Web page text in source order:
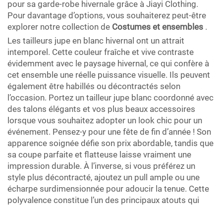
pour sa garde-robe hivernale grâce à Jiayi Clothing.
Pour davantage d’options, vous souhaiterez peut-être
explorer notre collection de Costumes et ensembles .
Les tailleurs jupe en blanc hivernal ont un attrait
intemporel. Cette couleur fraîche et vive contraste
évidemment avec le paysage hivernal, ce qui confère à
cet ensemble une réelle puissance visuelle. Ils peuvent
également être habillés ou décontractés selon
l’occasion. Portez un tailleur jupe blanc coordonné avec
des talons élégants et vos plus beaux accessoires
lorsque vous souhaitez adopter un look chic pour un
événement. Pensez-y pour une fête de fin d’année ! Son
apparence soignée défie son prix abordable, tandis que
sa coupe parfaite et flatteuse laisse vraiment une
impression durable. À l’inverse, si vous préférez un
style plus décontracté, ajoutez un pull ample ou une
écharpe surdimensionnée pour adoucir la tenue. Cette
polyvalence constitue l’un des principaux atouts qui